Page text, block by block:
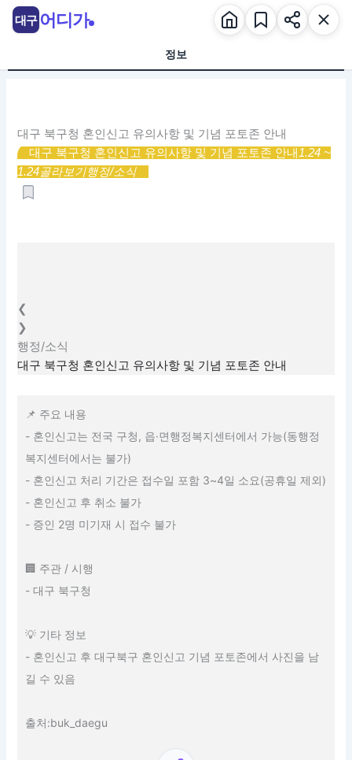
정보
대구 북구청 혼인신고 유의사항 및 기념 포토존 안내
대구 북구청 혼인신고 유의사항 및 기념 포토존 안내 1.24 ~
1.24골라보기행정/소식
❮
❯
행정/소식
대구 북구청 혼인신고 유의사항 및 기념 포토존 안내
📌 주요 내용
- 혼인신고는 전국 구청, 읍·면행정복지센터에서 가능(동행정
복지센터에서는 불가)
- 혼인신고 처리 기간은 접수일 포함 3~4일 소요(공휴일 제외)
- 혼인신고 후 취소 불가
- 증인 2명 미기재 시 접수 불가
🏢 주관 / 시행
- 대구 북구청
💡 기타 정보
- 혼인신고 후 대구북구 혼인신고 기념 포토존에서 사진을 남
길 수 있음
출처:buk_daegu
대구 어디가